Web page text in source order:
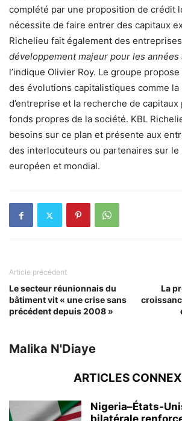
complété par une proposition de crédit
nécessite de faire entrer des capitaux
Richelieu fait également des entreprises
développement majeur pour les années
l’indique Olivier Roy. Le groupe
des évolutions capitalistiques comme la
d’entreprise et la recherche de
fonds propres de la société. KBL
besoins sur ce plan et présente aux
des interlocuteurs ou partenaires sur le
européen et mondial.
Article précédent
Le secteur réunionnais du
bâtiment vit « une crise sans
précédent depuis 2008 »
La
Malika N'Diaye
ARTICLES
bilatérale